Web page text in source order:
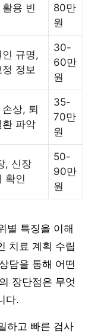
용 빈
80만
원
규명,
정보
30-
60만
원
상, 퇴
환 파악
35-
70만
원
, 신장
확인
50-
90만
원
별 특징을 이해
치료 계획 수립
담을 통해 어떤
장단점은 무엇
다.
하고 빠른 검사